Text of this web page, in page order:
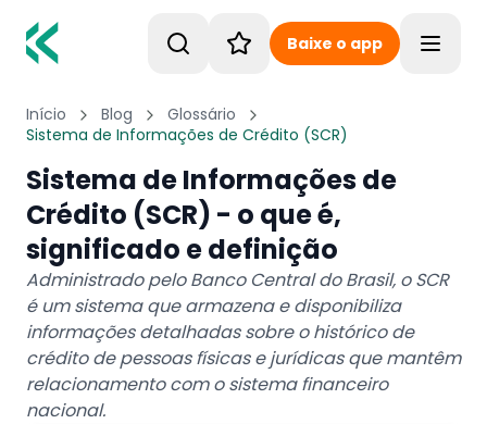
Baixe o app
Início Blog
Glossário
Sistema de Informações de Crédito (SCR)
Sistema de Informações de
Crédito (SCR) - o que é,
significado e definição
Administrado pelo Banco Central do Brasil, o SCR
é um sistema que armazena e disponibiliza
informações detalhadas sobre o histórico de
crédito de pessoas físicas e jurídicas que mantêm
relacionamento com o sistema financeiro
nacional.